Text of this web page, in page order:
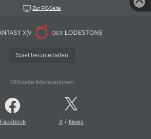
Zur PC-Seite
Spiel herunterladen
Offizielle Informationen
Facebook X/ News